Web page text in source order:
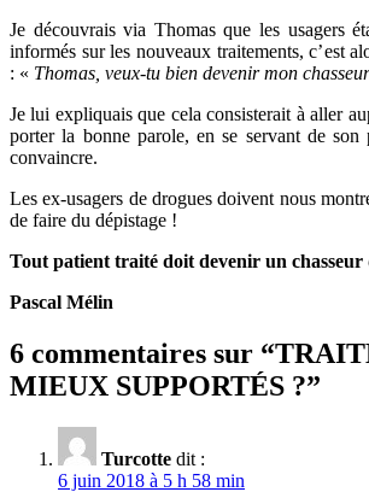
Je découvrais via Thomas que les usagers
informés sur les nouveaux traitements, c’est
: « Thomas, veux-tu bien devenir mon
Je lui expliquais que cela consisterait à aller
porter la bonne parole, en se servant de son
convaincre.
Les ex-usagers de drogues doivent nous
de faire du dépistage !
Tout patient traité doit devenir un chasseur
Pascal Mélin
6 commentaires sur “
MIEUX SUPPORTÉS ?”
Turcotte dit :
6 juin 2018 à 5 h 58 min